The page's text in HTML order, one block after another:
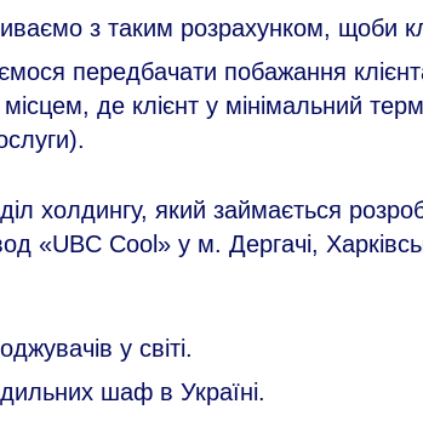
з таким розрахунком, щоби
передбачати побажання
де клієнт у мінімальний
холдингу, який займається
«UBC Сool» у м. Дергачі,
у світі.
шаф в Україні.